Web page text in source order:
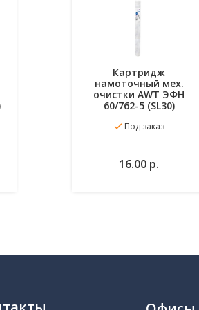
Картридж
намоточный мех.
очистки AWT ЭФН
60/762-5 (SL30)
Под заказ
16.00 р.
избранное